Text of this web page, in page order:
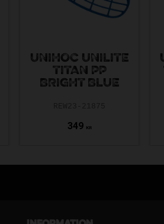
UNIHOC UNILITE
TITAN PP
BRIGHT BLUE
349 KR